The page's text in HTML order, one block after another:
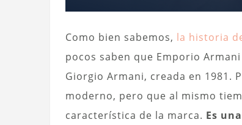
Como bien sabemos, la historia
pocos saben que Emporio
Giorgio Armani, creada en 1981.
moderno, pero que al mismo
característica de la marca. Es